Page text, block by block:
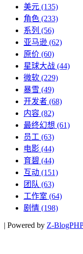
美元 (135)
角色 (233)
系列 (56)
亚马逊 (62)
原价 (60)
星球大战 (44)
微软 (229)
暴雪 (49)
开发者 (68)
内容 (82)
最终幻想 (61)
员工 (63)
电影 (44)
育碧 (44)
互动 (151)
团队 (63)
工作室 (64)
剧情 (198)
| Powered by Z-BlogPHP